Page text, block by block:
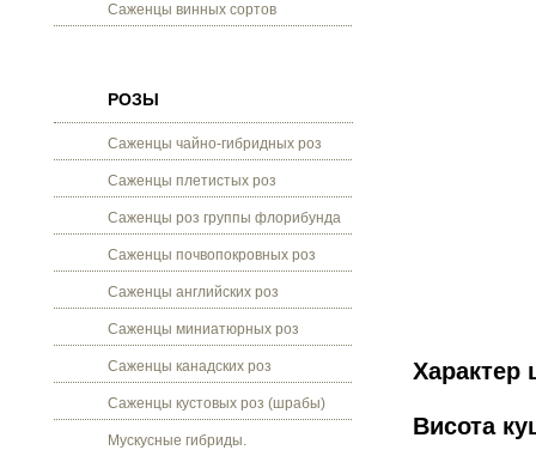
Саженцы винных сортов
РОЗЫ
Саженцы чайно-гибридных роз
Саженцы плетистых роз
Саженцы роз группы флорибунда
Саженцы почвопокровных роз
Саженцы английских роз
Саженцы миниатюрных роз
Саженцы канадских роз
Саженцы кустовых роз (шрабы)
Мускусные гибриды.
Характер
Висота